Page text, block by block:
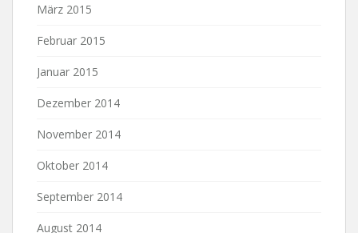
März 2015
Februar 2015
Januar 2015
Dezember 2014
November 2014
Oktober 2014
September 2014
August 2014